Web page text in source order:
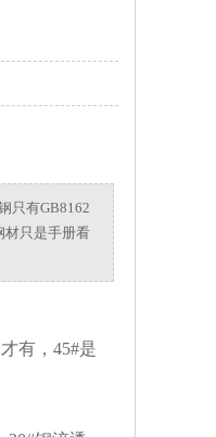
只有GB8162
材只是手册看
有，45#是